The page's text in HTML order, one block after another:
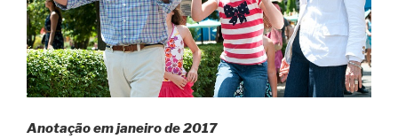
Anotação em janeiro de 2017